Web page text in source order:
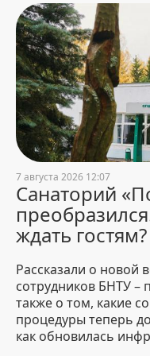
абитуриентов-
пройдет 3 августа
31 July 2026 18:09
БНТУ –
«Лучший
31 July 2026 16:02
7 августа 2026 12:07
Санаторий
ждать гостям?
Рассказали о новой
сотрудников БНТУ –
также о том, какие
процедуры теперь
как обновилась